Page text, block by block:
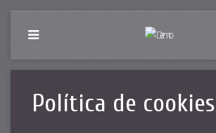
Política de cookies